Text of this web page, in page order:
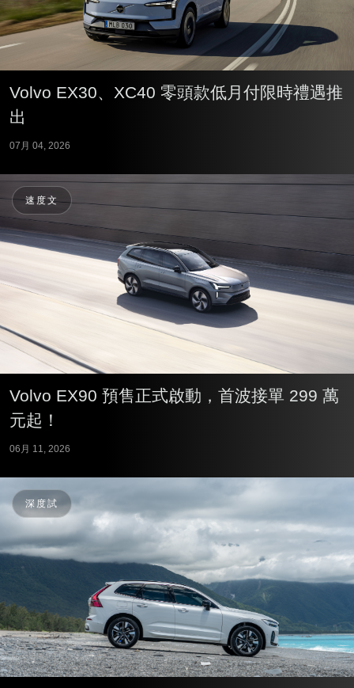
Volvo EX30、XC40 零頭款低月付限時禮遇推
出
07月 04, 2026
速度文
Volvo EX90 預售正式啟動，首波接單 299 萬
元起！
06月 11, 2026
深度試